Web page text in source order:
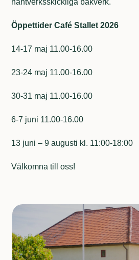
Öppettider Café Stallet 2026
14-17 maj 11.00-16.00
23-24 maj 11.00-16.00
30-31 maj 11.00-16.00
6-7 juni 11.00-16.00
13 juni – 9 augusti kl. 11:00-18:00
Välkomna till oss!